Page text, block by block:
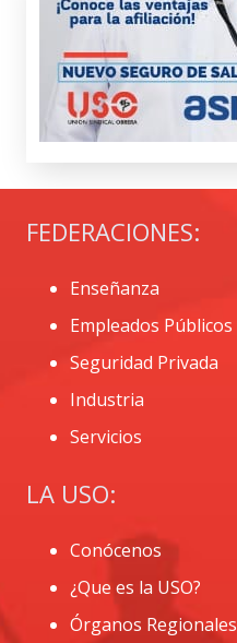
FEDERACIONES:
Enseñanza
Empleados Públicos
Seguridad Privada
Industria
Servicios
LA USO:
Conócenos
¿Que es la USO?
Órganos Regionales